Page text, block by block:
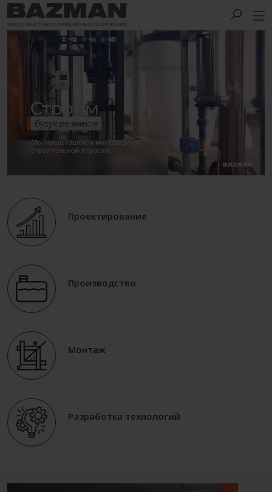
Проектирование
Производство
Монтаж
Разработка технологий